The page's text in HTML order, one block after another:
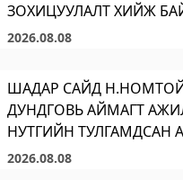
ЗОХИЦУУЛАЛТ ХИЙЖ
2026.08.08
ШАДАР САЙД
ДУНДГОВЬ АЙМАГТ
НУТГИЙН ТУЛГАМДСАН
ШИЙДВЭРЛЭХЭД
2026.08.08